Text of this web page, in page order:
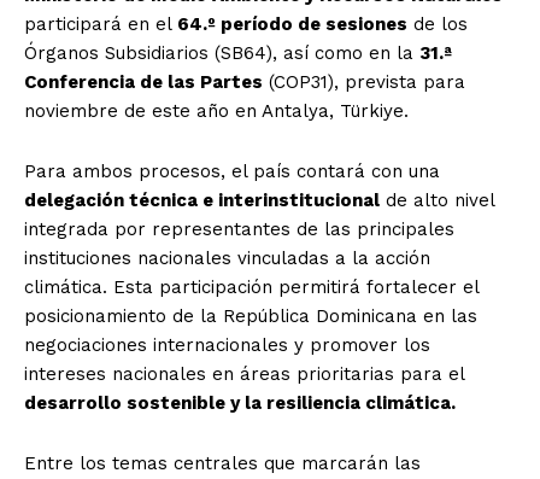
participará en el 64.º período de sesiones de los
Órganos Subsidiarios (SB64), así como en la 31.ª
Conferencia de las Partes (COP31), prevista para
noviembre de este año en Antalya, Türkiye.
Para ambos procesos, el país contará con una
delegación técnica e interinstitucional de alto nivel
integrada por representantes de las principales
instituciones nacionales vinculadas a la acción
climática. Esta participación permitirá fortalecer el
posicionamiento de la República Dominicana en las
negociaciones internacionales y promover los
intereses nacionales en áreas prioritarias para el
desarrollo sostenible y la resiliencia climática.
Entre los temas centrales que marcarán las